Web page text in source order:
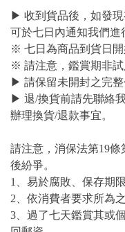
▶ 收到貨品後，如發現
可於七日內通知我們進
※ 七日為商品到貨日開
※ 請注意，鑑賞期非試
▶ 請保留未開封之完整
▶ 退/換貨前請先聯絡
辦理換貨/退款事宜。
請注意，消保法第19條
後紛爭。
1、易於腐敗、保存期
2、依消費者要求所為
3、過了七天鑑賞其或